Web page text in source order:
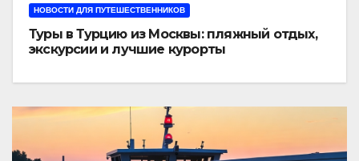
НОВОСТИ ДЛЯ ПУТЕШЕСТВЕННИКОВ
Туры в Турцию из Москвы: пляжный отдых,
экскурсии и лучшие курорты